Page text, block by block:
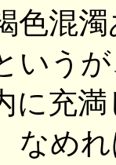
色混
いう
に充
なめ